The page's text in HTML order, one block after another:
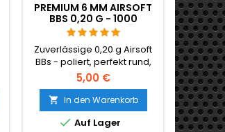
PREMIUM 6 MM AIRSOFT
BBS 0,20 G - 1000
SCHUSS, NICHT
KLEMMEND, GERADE
SCHIESSEND
Zuverlässige 0,20 g Airsoft
BBs - poliert, perfekt rund,
zuverlässige Zuführung
durch jedes Hop-Up. 1000
Schuss für Hi-Caps,
Gasgranaten und
Standardmagazine. Keine
5,00 €
 In den Warenkorb
 Auf Lager